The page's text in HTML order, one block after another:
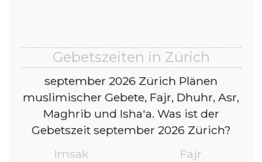
Gebetszeiten in Zürich
september 2026 Zürich Plänen
muslimischer Gebete, Fajr, Dhuhr, Asr,
Maghrib und Isha'a. Was ist der
Gebetszeit september 2026 Zürich?
Imsak
Fajr